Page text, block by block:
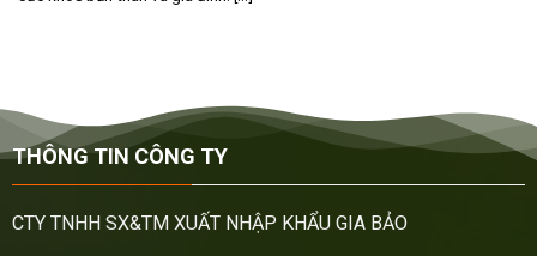
THÔNG TIN CÔNG TY
CTY TNHH SX&TM XUẤT NHẬP KHẨU GIA BẢO